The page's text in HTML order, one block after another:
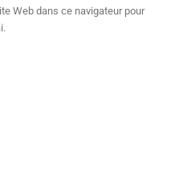
Web dans ce navigateur pour